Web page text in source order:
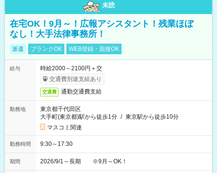
未読
在宅OK！9月～！広報アシスタント！残業ほぼ
なし！大手法律事務所！
派遣 ブランクOK WEB登録・面接OK
給与
時給2000～2100円＋交
交通費別途支給あり
交通費 通勤交通費支給
勤務地
東京都千代田区
大手町(東京都)駅から徒歩1分 / 東京駅から徒歩10分
マスコミ関連
勤務時間 9:30～17:30
期間 2026/9/1～長期 ※9月～OK！